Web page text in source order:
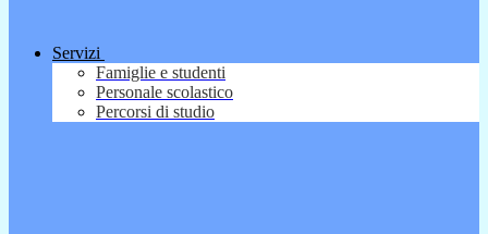
Servizi
Famiglie e studenti
Personale scolastico
Percorsi di studio